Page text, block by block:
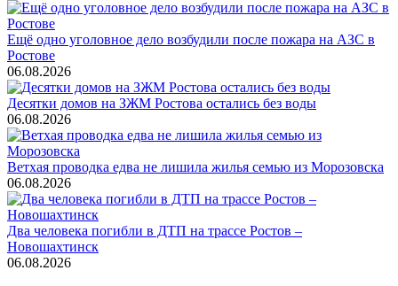
Ещё одно уголовное дело возбудили после пожара на АЗС в
Ростове
06.08.2026
Десятки домов на ЗЖМ Ростова остались без воды
06.08.2026
Ветхая проводка едва не лишила жилья семью из Морозовска
06.08.2026
Два человека погибли в ДТП на трассе Ростов –
Новошахтинск
06.08.2026